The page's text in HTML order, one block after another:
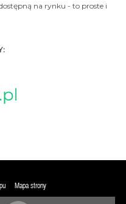
na rynku - to proste i
Mapa strony